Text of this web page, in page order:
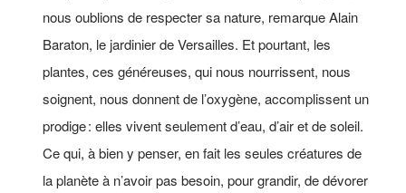
nous oublions de respecter sa nature, remarque Alain
Baraton, le jardinier de Versailles. Et pourtant, les
plantes, ces généreuses, qui nous nourrissent, nous
soignent, nous donnent de l’oxygène, accomplissent un
prodige : elles vivent seulement d’eau, d’air et de soleil.
Ce qui, à bien y penser, en fait les seules créatures de
la planète à n’avoir pas besoin, pour grandir, de dévorer